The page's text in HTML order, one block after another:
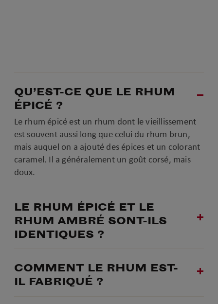
QU’EST-CE QUE LE RHUM
ÉPICÉ ?
Le rhum épicé est un rhum dont le vieillissement
est souvent aussi long que celui du rhum brun,
mais auquel on a ajouté des épices et un colorant
caramel. Il a généralement un goût corsé, mais
doux.
LE RHUM ÉPICÉ ET LE
RHUM AMBRÉ SONT-ILS
IDENTIQUES ?
COMMENT LE RHUM EST-
IL FABRIQUÉ ?